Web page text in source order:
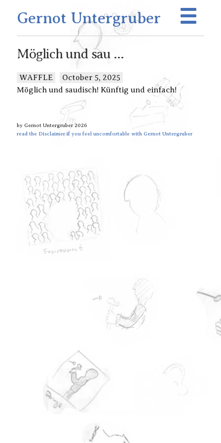
Gernot Untergruber
Möglich und sau ...
WAFFLE
October 5, 2025
Möglich und saudisch! Künftig und einfach!
by Gernot Untergruber 2026
read the Disclaimer if you feel uncomfortable with Gernot Untergruber